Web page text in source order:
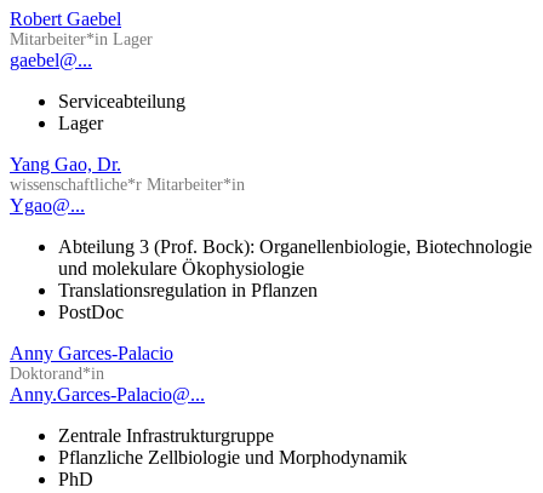
Robert Gaebel
Mitarbeiter*in Lager
gaebel@...
Serviceabteilung
Lager
Yang Gao, Dr.
wissenschaftliche*r Mitarbeiter*in
Ygao@...
Abteilung 3 (Prof. Bock): Organellenbiologie, Biotechnologie
und molekulare Ökophysiologie
Translationsregulation in Pflanzen
PostDoc
Anny Garces-Palacio
Doktorand*in
Anny.Garces-Palacio@...
Zentrale Infrastrukturgruppe
Pflanzliche Zellbiologie und Morphodynamik
PhD